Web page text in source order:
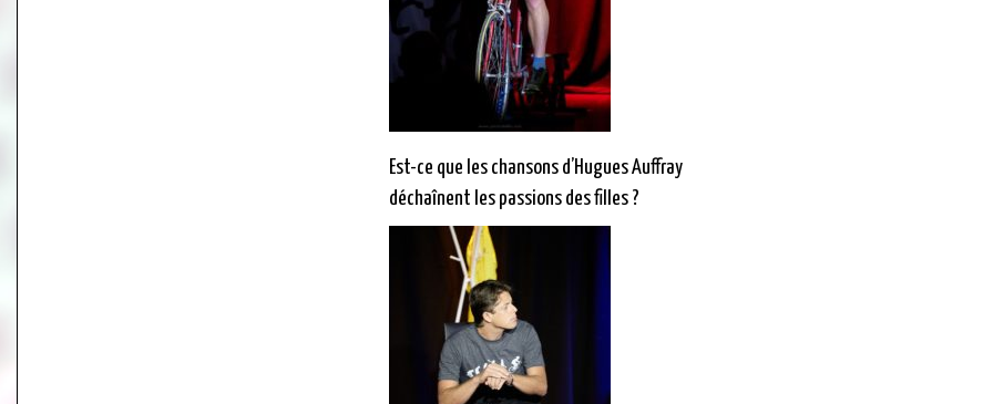
Est-ce que les chansons d’Hugues Auffray
déchaînent les passions des filles ?